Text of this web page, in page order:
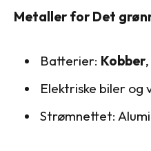
Metaller for Det
Batterier: Kobber,
Elektriske biler og
Strømnettet: